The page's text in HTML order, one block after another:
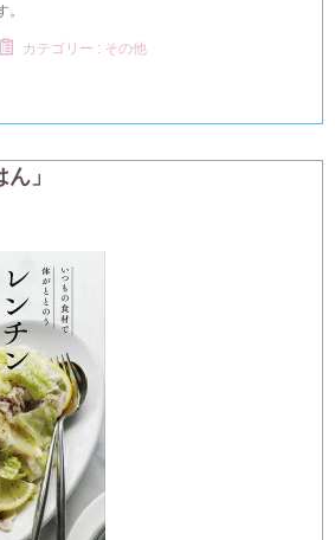
カテゴリー : その他
」